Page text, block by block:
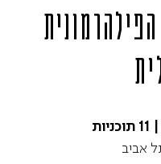
אביב